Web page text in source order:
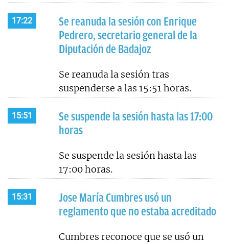
17:22
Se reanuda la sesión con Enrique
Pedrero, secretario general de la
Diputación de Badajoz
Se reanuda la sesión tras
suspenderse a las 15:51 horas.
15:51
Se suspende la sesión hasta las 17:00
horas
Se suspende la sesión hasta las
17:00 horas.
15:31
Jose María Cumbres usó un
reglamento que no estaba acreditado
Cumbres reconoce que se usó un